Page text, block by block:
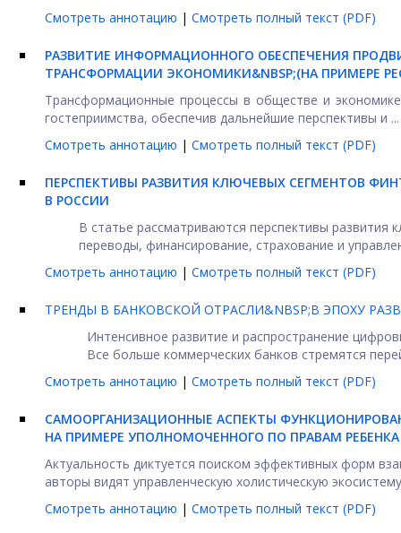
Смотреть аннотацию | Смотреть полный текст (PDF)
РАЗВИТИЕ ИНФОРМАЦИОННОГО ОБЕСПЕЧЕНИЯ
ТРАНСФОРМАЦИИ ЭКОНОМИКИ&NBSP;(НА ПРИМЕРЕ
Трансформационные процессы в обществе и
гостеприимства, обеспечив дальнейшие перспективы и ...
Смотреть аннотацию | Смотреть полный текст (PDF)
ПЕРСПЕКТИВЫ РАЗВИТИЯ КЛЮЧЕВЫХ СЕГМЕНТОВ
В РОССИИ
В статье рассматриваются перспективы
переводы, финансирование, страхование и
Смотреть аннотацию | Смотреть полный текст (PDF)
ТРЕНДЫ В БАНКОВСКОЙ ОТРАСЛИ&NBSP;В ЭПОХУ
Интенсивное развитие и распространение
Все больше коммерческих банков стремятся
Смотреть аннотацию | Смотреть полный текст (PDF)
CАМООРГАНИЗАЦИОННЫЕ АСПЕКТЫ
НА ПРИМЕРЕ УПОЛНОМОЧЕННОГО ПО ПРАВАМ
Актуальность диктуется поиском эффективных форм
авторы видят управленческую холистическую
Смотреть аннотацию | Смотреть полный текст (PDF)